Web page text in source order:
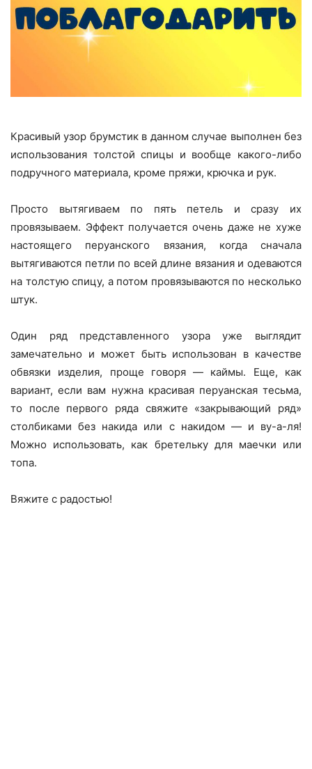
Красивый узор брумстик в данном случае выполнен без
использования толстой спицы и вообще какого-либо
подручного материала, кроме пряжи, крючка и рук.
Просто вытягиваем по пять петель и сразу их
провязываем. Эффект получается очень даже не хуже
настоящего перуанского вязания, когда сначала
вытягиваются петли по всей длине вязания и одеваются
на толстую спицу, а потом провязываются по несколько
штук.
Один ряд представленного узора уже выглядит
замечательно и может быть использован в качестве
обвязки изделия, проще говоря — каймы. Еще, как
вариант, если вам нужна красивая перуанская тесьма,
то после первого ряда свяжите «закрывающий ряд»
столбиками без накида или с накидом — и ву-а-ля!
Можно использовать, как бретельку для маечки или
топа.
Вяжите с радостью!